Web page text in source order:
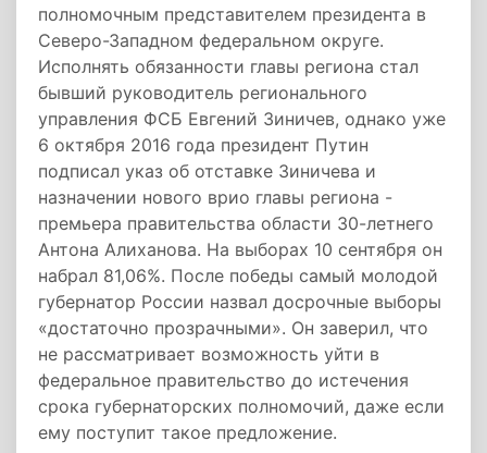
полномочным представителем президента в
Северо-Западном федеральном округе.
Исполнять обязанности главы региона стал
бывший руководитель регионального
управления ФСБ Евгений Зиничев, однако уже
6 октября 2016 года президент Путин
подписал указ об отставке Зиничева и
назначении нового врио главы региона -
премьера правительства области 30-летнего
Антона Алиханова. На выборах 10 сентября он
набрал 81,06%. После победы самый молодой
губернатор России назвал досрочные выборы
«достаточно прозрачными». Он заверил, что
не рассматривает возможность уйти в
федеральное правительство до истечения
срока губернаторских полномочий, даже если
ему поступит такое предложение.